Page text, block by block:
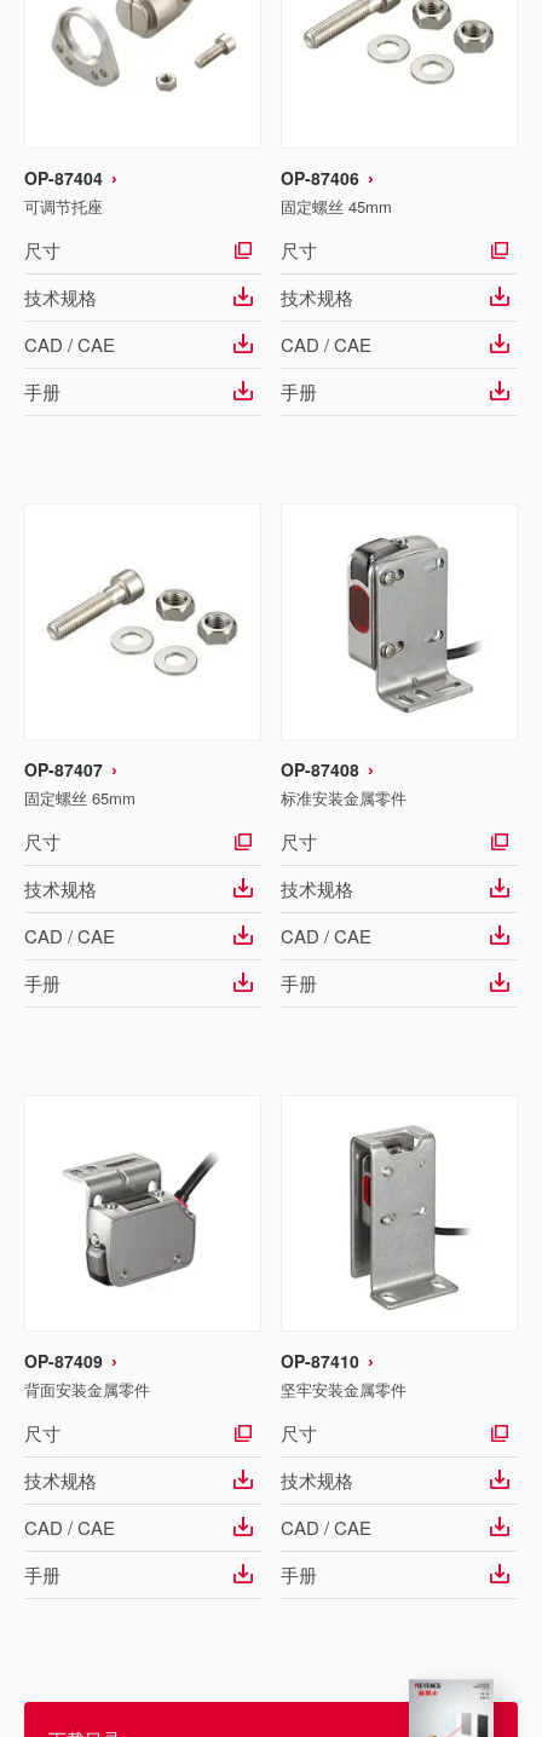
OP-87404
可调节托座
尺寸
技术规格
CAD / CAE
手册
OP-87406
固定螺丝 45mm
尺寸
技术规格
CAD / CAE
手册
OP-87407
固定螺丝 65mm
尺寸
技术规格
CAD / CAE
手册
OP-87408
标准安装金属零件
尺寸
技术规格
CAD / CAE
手册
OP-87409
背面安装金属零件
尺寸
技术规格
CAD / CAE
手册
OP-87410
坚牢安装金属零件
尺寸
技术规格
CAD / CAE
手册